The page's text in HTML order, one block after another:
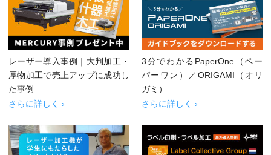
レーザー導入事例｜大判加工・
厚物加工で売上アップに成功し
た事例
さらに詳しく ›
3分でわかるPaperOne（ペー
パーワン）／ORIGAMI（オリ
ガミ）
さらに詳しく ›